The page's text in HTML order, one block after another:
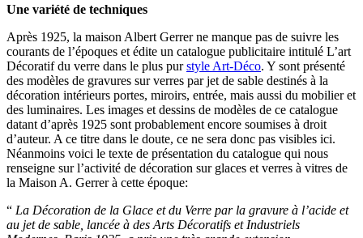
Une variété de techniques
Après 1925, la maison Albert Gerrer ne manque pas de suivre les
courants de l’époques et édite un catalogue publicitaire intitulé L’art
Décoratif du verre dans le plus purstyle Art-Déco. Y sont présenté
des modèles de gravures sur verres par jet de sable destinés à la
décoration intérieurs portes, miroirs, entrée, mais aussi du mobilier et
des luminaires. Les images et dessins de modèles de ce catalogue
datant d’après 1925 sont probablement encore soumises à droit
d’auteur. A ce titre dans le doute, ce ne sera donc pas visibles ici.
Néanmoins voici le texte de présentation du catalogue qui nous
renseigne sur l’activité de décoration sur glaces et verres à vitres de
la Maison A. Gerrer à cette époque:
“ La Décoration de la Glace et du Verre par la gravure à l’acide et
au jet de sable, lancée à des Arts Décoratifs et Industriels